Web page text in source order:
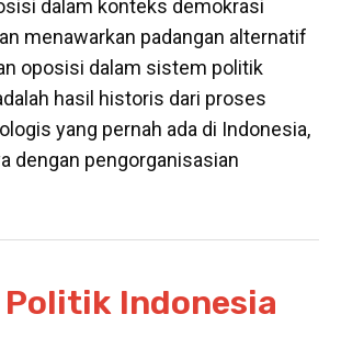
dalam konteks demokrasi
menawarkan padangan alternatif
oposisi dalam sistem politik
hasil historis dari proses
yang pernah ada di Indonesia,
dengan pengorganisasian
Indonesia